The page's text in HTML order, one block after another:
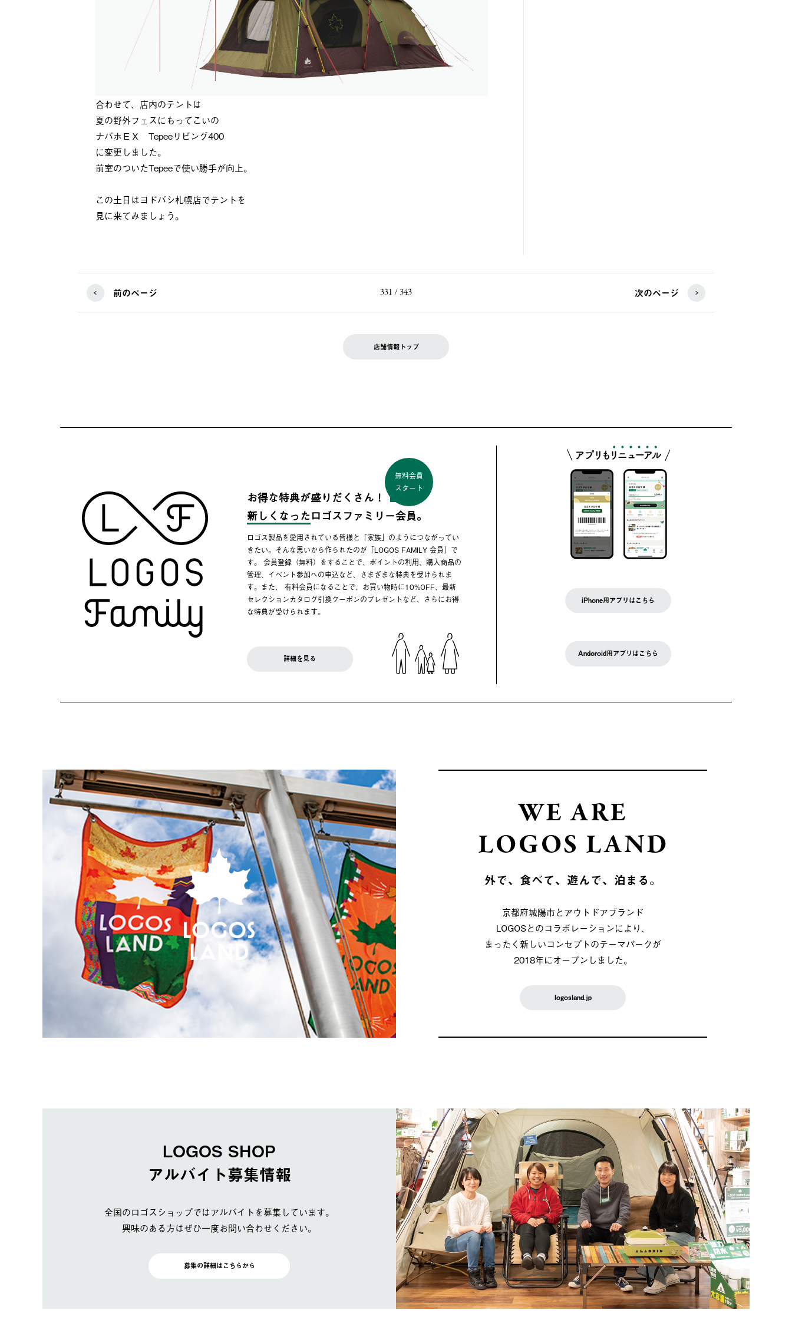
合わせて、店内のテントは
夏の野外フェスにもってこいの
ナバホＥＸ Tepeeリビング400
に変更しました。
前室のついたTepeeで使い勝手が向上。
この土日はヨドバシ札幌店でテントを
見に来てみましょう。
前のページ 331 / 343 次のページ
店舗情報トップ
お得な特典が盛りだくさん！
無料会員
スタート
新しくなったロゴスファミリー会員。
ロゴス製品を愛用されている皆様と「家族」のようにつながってい
きたい。そんな思いから作られたのが「LOGOS FAMILY 会員」で
す。 会員登録（無料）をすることで、ポイントの利用、購入商品の
管理、イベント参加への申込など、さまざまな特典を受けられま
す。また、 有料会員になることで、お買い物時に10%OFF、最新
セレクションカタログ引換クーポンのプレゼントなど、さらにお得
な特典が受けられます。
詳細を見る
iPhone用アプリはこちら
Andoroid用アプリはこちら
WE ARE
LOGOS LAND
外で、食べて、遊んで、泊まる。
京都府城陽市とアウトドアブランド
LOGOSとのコラボレーションにより、
まったく新しいコンセプトのテーマパークが
2018年にオープンしました。
logosland.jp
LOGOS SHOP
アルバイト募集情報
全国のロゴスショップではアルバイトを募集しています。
興味のある方はぜひ一度お問い合わせください。
募集の詳細はこちらから